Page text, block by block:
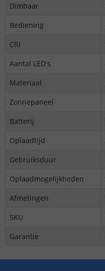
Dimbaar
Bediening
CRI
Aantal LED's
Materiaal
Zonnepaneel
Batterij
Oplaadtijd
Gebruiksduur
Oplaadmogelijkheden
Afmetingen
SKU
Garantie